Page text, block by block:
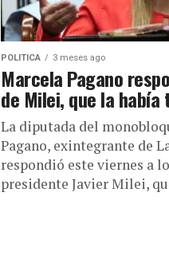
POLITICA 3 meses ago
Marcela Pagano
de Milei, que la había
La diputada del
Pagano, exintegrante de
respondió este viernes a
presidente Javier Milei,